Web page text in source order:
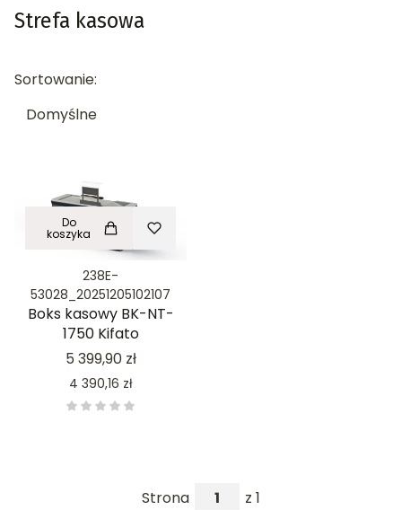
Koniec filtrów
Strefa kasowa
Lista produktów
Sortowanie:
Domyślne
Do
koszyka
238E-
53028_20251205102107
Boks kasowy BK-NT-
1750 Kifato
Cena
5 399,90 zł
Cena
4 390,16 zł
Strona z 1